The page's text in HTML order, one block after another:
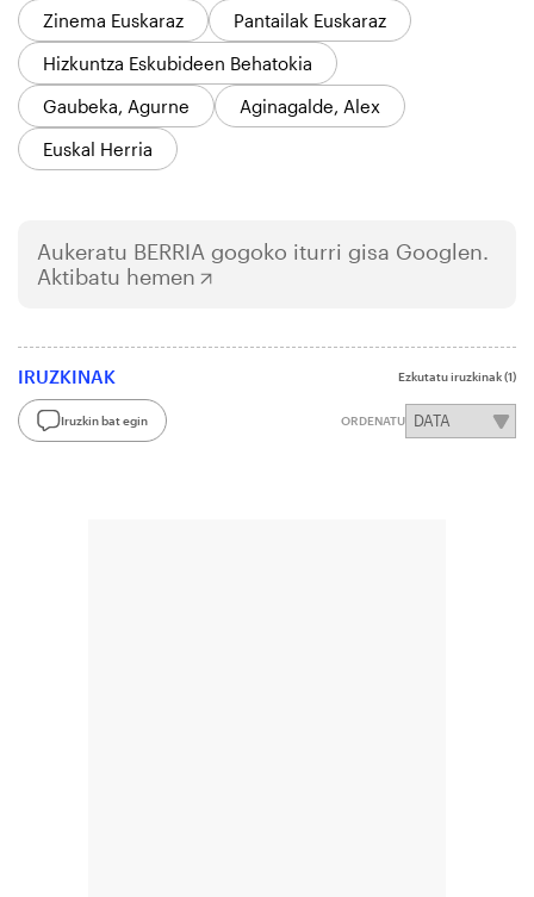
Zinema Euskaraz
Pantailak Euskaraz
Hizkuntza Eskubideen Behatokia
Gaubeka, Agurne
Aginagalde, Alex
Euskal Herria
Aukeratu BERRIA gogoko iturri gisa Googlen.
Aktibatu hemen
IRUZKINAK Ezkutatu iruzkinak(1)
Iruzkin bat egin ORDENATU